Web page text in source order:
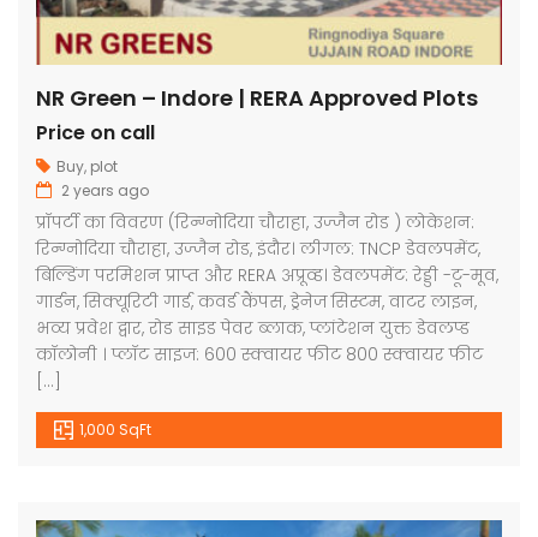
NR Green – Indore | RERA Approved Plots
Price on call
Buy, plot
2 years ago
प्रॉपर्टी का विवरण (रिन्ग्नोदिया चौराहा, उज्जैन रोड ) लोकेशन:
रिन्ग्नोदिया चौराहा, उज्जैन रोड, इंदौर। लीगल: TNCP डेवलपमेंट,
बिल्डिंग परमिशन प्राप्त और RERA अप्रूव्ड। डेवलपमेंट: रेड्डी -टू-मूव,
गार्डन, सिक्यूरिटी गार्ड, कवर्ड कैंपस, ड्रेनेज सिस्टम, वाटर लाइन,
भव्य प्रवेश द्वार, रोड साइड पेवर ब्लाक, प्लांटेशन युक्त डेवलप्ड
कॉलोनी । प्लॉट साइज: 600 स्क्वायर फीट 800 स्क्वायर फीट
[…]
1,000 SqFt